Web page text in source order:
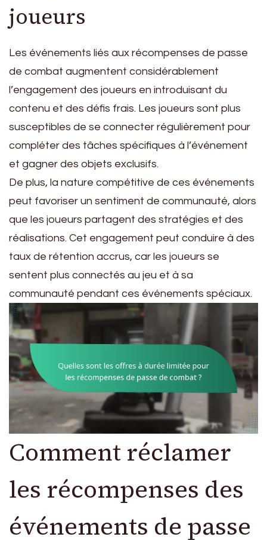
joueurs
Les événements liés aux récompenses de passe
de combat augmentent considérablement
l’engagement des joueurs en introduisant du
contenu et des défis frais. Les joueurs sont plus
susceptibles de se connecter régulièrement pour
compléter des tâches spécifiques à l’événement
et gagner des objets exclusifs.
De plus, la nature compétitive de ces événements
peut favoriser un sentiment de communauté, alors
que les joueurs partagent des stratégies et des
réalisations. Cet engagement peut conduire à des
taux de rétention accrus, car les joueurs se
sentent plus connectés au jeu et à sa
communauté pendant ces événements spéciaux.
Comment réclamer
les récompenses des
événements de passe